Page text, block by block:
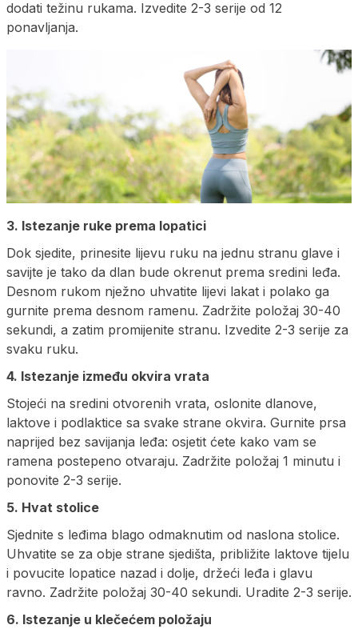
dodati težinu rukama. Izvedite 2-3 serije od 12
ponavljanja.
3. Istezanje ruke prema lopatici
Dok sjedite, prinesite lijevu ruku na jednu stranu glave i
savijte je tako da dlan bude okrenut prema sredini leđa.
Desnom rukom nježno uhvatite lijevi lakat i polako ga
gurnite prema desnom ramenu. Zadržite položaj 30-40
sekundi, a zatim promijenite stranu. Izvedite 2-3 serije za
svaku ruku.
4. Istezanje između okvira vrata
Stojeći na sredini otvorenih vrata, oslonite dlanove,
laktove i podlaktice sa svake strane okvira. Gurnite prsa
naprijed bez savijanja leđa: osjetit ćete kako vam se
ramena postepeno otvaraju. Zadržite položaj 1 minutu i
ponovite 2-3 serije.
5. Hvat stolice
Sjednite s leđima blago odmaknutim od naslona stolice.
Uhvatite se za obje strane sjedišta, približite laktove tijelu
i povucite lopatice nazad i dolje, držeći leđa i glavu
ravno. Zadržite položaj 30-40 sekundi. Uradite 2-3 serije.
6. Istezanje u klečećem položaju